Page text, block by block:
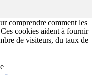
comprendre comment les
cookies aident à fournir
de visiteurs, du taux de